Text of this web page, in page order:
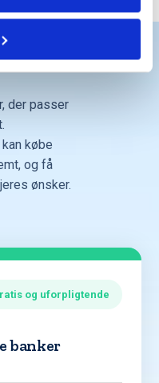
der passer
købe
og få
ønsker.
og uforpligtende
banker